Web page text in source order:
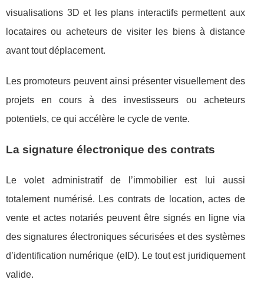
visualisations 3D et les plans interactifs permettent aux
locataires ou acheteurs de visiter les biens à distance
avant tout déplacement.
Les promoteurs peuvent ainsi présenter visuellement des
projets en cours à des investisseurs ou acheteurs
potentiels, ce qui accélère le cycle de vente.
La signature électronique des contrats
Le volet administratif de l’immobilier est lui aussi
totalement numérisé. Les contrats de location, actes de
vente et actes notariés peuvent être signés en ligne via
des signatures électroniques sécurisées et des systèmes
d’identification numérique (eID). Le tout est juridiquement
valide.